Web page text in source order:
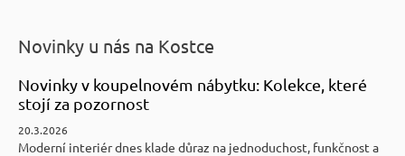
Novinky u nás na Kostce
Novinky v koupelnovém nábytku: Kolekce, které
stojí za pozornost
20.3.2026
Moderní interiér dnes klade důraz na jednoduchost, funkčnost a